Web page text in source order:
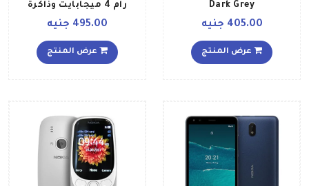
Dark Grey
405.00 جنيه
عرض المنتج
رام 4 ميجابايت وذاكرة
داخلية سعة 4 ميجابايت 495.00 جنيه
عرض المنتج